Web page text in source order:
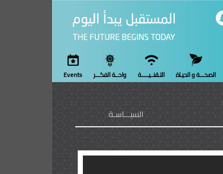
الصحـــة و الحيـاة التـقنــيـــــة واحــة الفكـــر Events
السيـــاسـة